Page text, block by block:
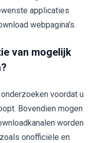
applicaties
webpagina's.
van mogelijk
voordat u
Bovendien mogen
worden
onofficiële en